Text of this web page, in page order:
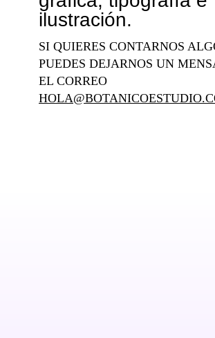
ilustración.
SI QUIERES CONTARNOS
PUEDES DEJARNOS UN
EL CORREO